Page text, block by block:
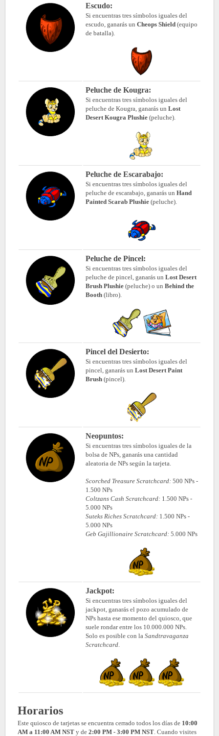
Escudo:
Si encuentras tres símbolos iguales del
escudo, ganarás un Cheops Shield (equipo
de batalla).
Peluche de Kougra:
Si encuentras tres símbolos iguales del
peluche de Kougra, ganarás un Lost
Desert Kougra Plushie (peluche).
Peluche de Escarabajo:
Si encuentras tres símbolos iguales del
peluche de escarabajo, ganarás un Hand
Painted Scarab Plushie (peluche).
Peluche de Pincel:
Si encuentras tres símbolos iguales del
peluche de pincel, ganarás un Lost Desert
Brush Plushie (peluche) o un Behind the
Booth (libro).
Pincel del Desierto:
Si encuentras tres símbolos iguales del
pincel, ganarás un Lost Desert Paint
Brush (pincel).
Neopuntos:
Si encuentras tres símbolos iguales de la
bolsa de NPs, ganarás una cantidad
aleatoria de NPs según la tarjeta.
Scorched Treasure Scratchcard: 500 NPs -
1.500 NPs
Coltzans Cash Scratchcard: 1.500 NPs -
5.000 NPs
Suteks Riches Scratchcard: 1.500 NPs -
5.000 NPs
Geb Gajillionaire Scratchcard: 5.000 NPs
Jackpot:
Si encuentras tres símbolos iguales del
jackpot, ganarás el pozo acumulado de
NPs hasta ese momento del quiosco, que
suele rondar entre los 10.000.000 NPs.
Solo es posible con la Sandtravaganza
Scratchcard
Horarios
Este quiosco de tarjetas se encuentra cerrado todos los días de 10:00
AM a 11:00 AM NST y de 2:00 PM - 3:00 PM NST . Cuando visites